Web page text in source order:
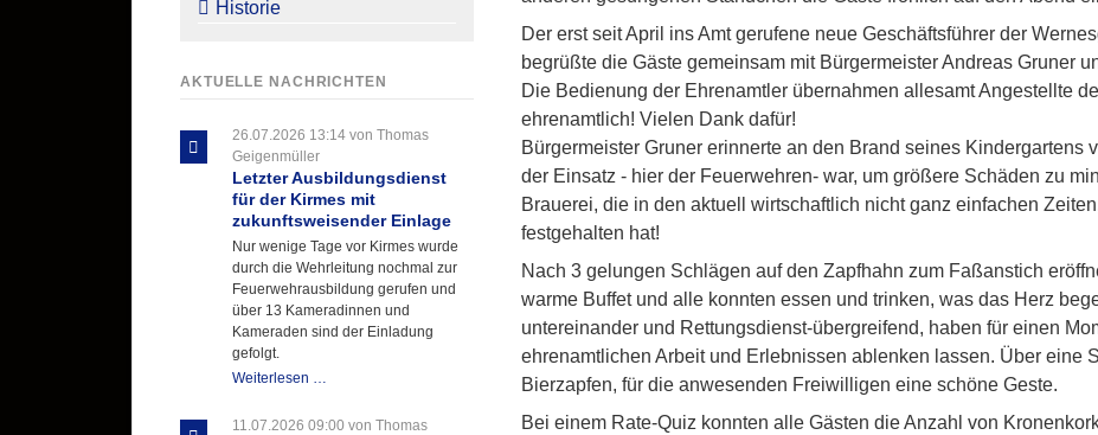
Der erst seit April ins Amt gerufene neue Geschäftsführer der
begrüßte die Gäste gemeinsam mit Bürgermeister Andreas Gruner
Die Bedienung der Ehrenamtler übernahmen allesamt Angestellte
ehrenamtlich! Vielen Dank dafür!
Bürgermeister Gruner erinnerte an den Brand seines Kindergartens
der Einsatz - hier der Feuerwehren- war, um größere Schäden zu
Brauerei, die in den aktuell wirtschaftlich nicht ganz einfachen
festgehalten hat!
Nach 3 gelungen Schlägen auf den Zapfhahn zum Faßanstich
warme Buffet und alle konnten essen und trinken, was das Herz
untereinander und Rettungsdienst-übergreifend, haben für einen
ehrenamtlichen Arbeit und Erlebnissen ablenken lassen. Über eine
Bierzapfen, für die anwesenden Freiwilligen eine schöne Geste.
Bei einem Rate-Quiz konnten alle Gästen die Anzahl von
Historie
AKTUELLE NACHRICHTEN
26.07.2026 13:14 von Thomas
Geigenmüller
Letzter Ausbildungsdienst
für der Kirmes mit
zukunftsweisender Einlage
Nur wenige Tage vor Kirmes wurde
durch die Wehrleitung nochmal zur
Feuerwehrausbildung gerufen und
über 13 Kameradinnen und
Kameraden sind der Einladung
gefolgt.
Weiterlesen …
für
11.07.2026 09:00 von Thomas